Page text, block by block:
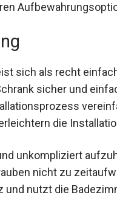
sich als recht
sicher und
die
unkompliziert
nicht zu
und nutzt die